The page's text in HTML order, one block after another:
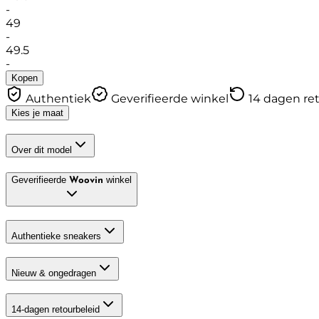
-
49
-
49.5
-
Kopen
Authentiek Geverifieerde winkel 14 dagen
Kies je maat
Over dit model
Geverifieerde Woovin winkel
Authentieke sneakers
Nieuw & ongedragen
14-dagen retourbeleid